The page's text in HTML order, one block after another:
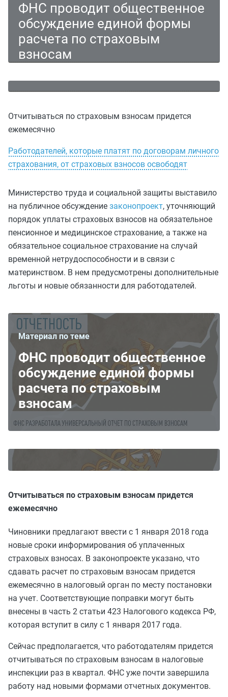
ФНС проводит общественное
обсуждение единой формы
расчета по страховым
взносам
Отчитываться по страховым взносам придется
ежемесячно
Работодателей, которые платят по договорам личного
страхования, от страховых взносов освободят
Министерство труда и социальной защиты выставило
на публичное обсуждение законопроект, уточняющий
порядок уплаты страховых взносов на обязательное
пенсионное и медицинское страхование, а также на
обязательное социальное страхование на случай
временной нетрудоспособности и в связи с
материнством. В нем предусмотрены дополнительные
льготы и новые обязанности для работодателей.
Материал по теме
ФНС проводит общественное
обсуждение единой формы
расчета по страховым
взносам
Отчитываться по страховым взносам придется
ежемесячно
Чиновники предлагают ввести с 1 января 2018 года
новые сроки информирования об уплаченных
страховых взносах. В законопроекте указано, что
сдавать расчет по страховым взносам придется
ежемесячно в налоговый орган по месту постановки
на учет. Соответствующие поправки могут быть
внесены в часть 2 статьи 423 Налогового кодекса РФ,
которая вступит в силу с 1 января 2017 года.
Сейчас предполагается, что работодателям придется
отчитываться по страховым взносам в налоговые
инспекции раз в квартал. ФНС уже почти завершила
работу над новыми формами отчетных документов.